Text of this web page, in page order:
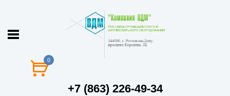
0
+7 (863) 226-49-34